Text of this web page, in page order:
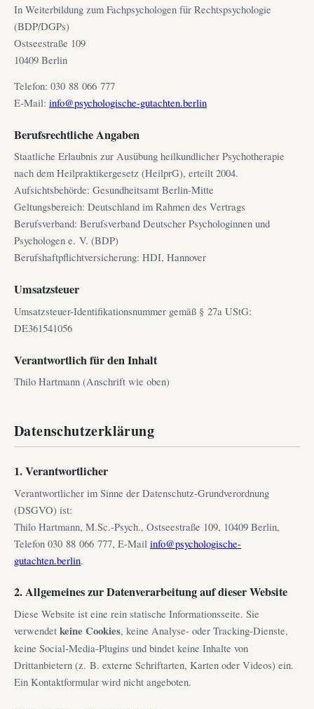
In Weiterbildung zum Fachpsychologen für Rechtspsychologie
(BDP/DGPs)
Ostseestraße 109
10409 Berlin
Telefon: 030 88 066 777
E-Mail: info@psychologische-gutachten.berlin
Berufsrechtliche Angaben
Staatliche Erlaubnis zur Ausübung heilkundlicher Psychotherapie
nach dem Heilpraktikergesetz (HeilprG), erteilt 2004.
Aufsichtsbehörde: Gesundheitsamt Berlin-Mitte
Geltungsbereich: Deutschland im Rahmen des Vertrags
Berufsverband: Berufsverband Deutscher Psychologinnen und
Psychologen e. V. (BDP)
Berufshaftpflichtversicherung: HDI, Hannover
Umsatzsteuer
Umsatzsteuer-Identifikationsnummer gemäß § 27a UStG:
DE361541056
Verantwortlich für den Inhalt
Thilo Hartmann (Anschrift wie oben)
Datenschutzerklärung
1. Verantwortlicher
Verantwortlicher im Sinne der Datenschutz-Grundverordnung
(DSGVO) ist:
Thilo Hartmann, M.Sc.-Psych., Ostseestraße 109, 10409 Berlin,
Telefon 030 88 066 777, E-Mail info@psychologische-
gutachten.berlin.
2. Allgemeines zur Datenverarbeitung auf dieser Website
Diese Website ist eine rein statische Informationsseite. Sie
verwendet keine Cookies, keine Analyse- oder Tracking-Dienste,
keine Social-Media-Plugins und bindet keine Inhalte von
Drittanbietern (z. B. externe Schriftarten, Karten oder Videos) ein.
Ein Kontaktformular wird nicht angeboten.